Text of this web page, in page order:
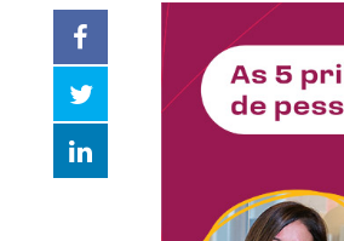
Facebook
Twitter
LinkedIn
compartilhar